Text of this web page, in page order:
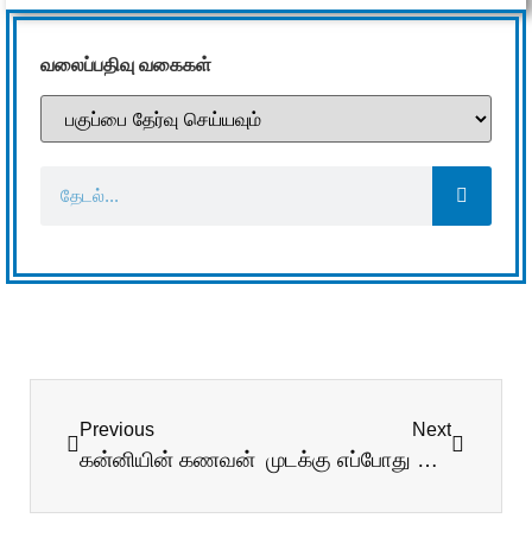
வலைப்பதிவு வகைகள்
Previous
கன்னியின் கணவன்
Next
முடக்கு எப்போது செயல்படும்?